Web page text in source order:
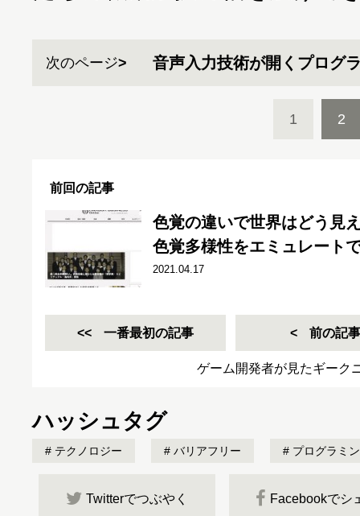
次のページ 音声入力技術が開くプログ
1 2
前回の記事
色覚の違いで世界はどう見
色覚多様性をエミュレート
2021.04.17
一番最初の記事 前の記事
ゲーム開発者が見たギーク
ハッシュタグ
テクノロジー バリアフリー プログラミ
Twitterでつぶやく Facebookでシ